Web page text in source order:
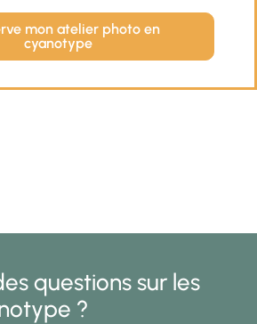
mon atelier photo en
cyanotype
questions sur les
?